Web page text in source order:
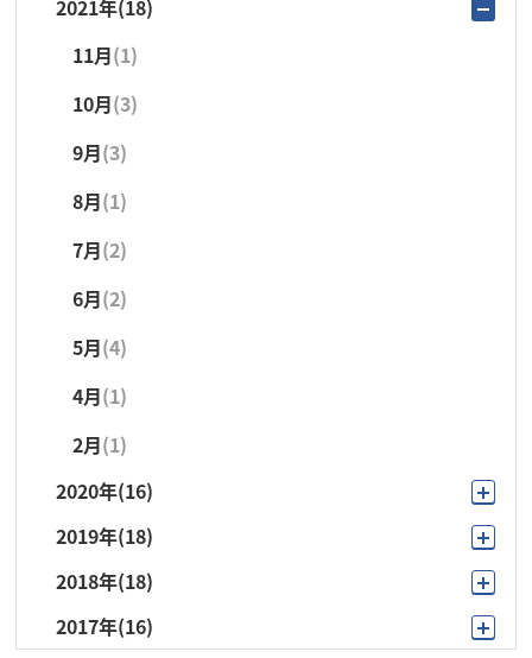
3月 (1)
2月(1)
1月(1)
6月(3)
5月(3)
4月(2)
3月(4)
10月(1)
9月(3)
8月(1)
7月(3)
6月(3)
5月(5)
4月(2)
3月(2)
2月(2)
10月(3)
9月(1)
8月(1)
7月(2)
6月(5)
5月(3)
4月(2)
3月(3)
2月(2)
10月(3)
9月(1)
8月(1)
7月(2)
6月(4)
5月(3)
4月(2)
3月(3)
2月(1)
1月(1)
2021年(18)
11月(1)
10月(3)
9月(3)
8月(1)
7月(2)
6月(2)
5月(4)
4月(1)
2月(1)
2020年(16)
12月(1)
10月(2)
9月(2)
2019年(18)
11月(1)
10月(2)
2018年(18)
11月(1)
2017年(16)